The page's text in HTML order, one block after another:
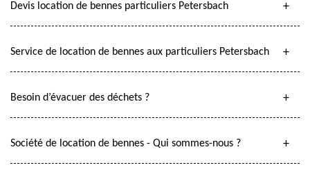
Devis location de bennes particuliers Petersbach
Service de location de bennes aux particuliers Petersbach
Besoin d’évacuer des déchets ?
Société de location de bennes - Qui sommes-nous ?